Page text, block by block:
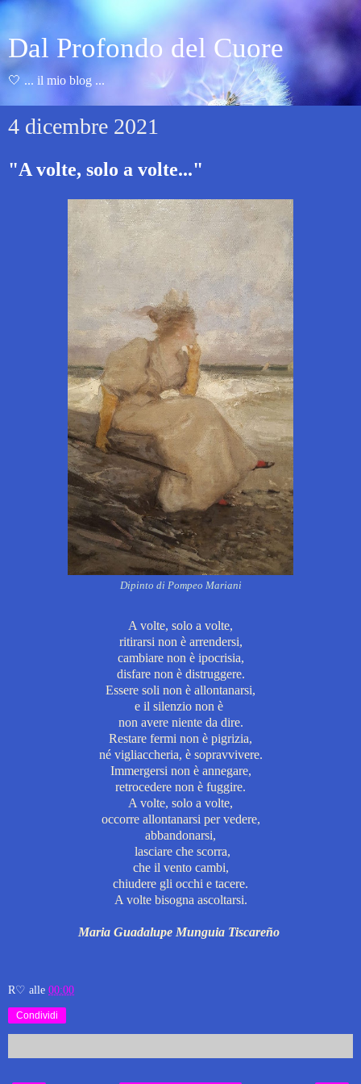
Dal Profondo del Cuore
🤍 ... il mio blog ...
4 dicembre 2021
"A volte, solo a volte..."
Dipinto di Pompeo Mariani
A volte, solo a volte,
ritirarsi non è arrendersi,
cambiare non è ipocrisia,
disfare non è distruggere.
Essere soli non è allontanarsi,
e il silenzio non è
non avere niente da dire.
Restare fermi non è pigrizia,
né vigliaccheria, è sopravvivere.
Immergersi non è annegare,
retrocedere non è fuggire.
A volte, solo a volte,
occorre allontanarsi per vedere,
abbandonarsi,
lasciare che scorra,
che il vento cambi,
chiudere gli occhi e tacere.
A volte bisogna ascoltarsi.
Maria Guadalupe Munguia Tiscareño
R♡ alle 00:00
Condividi